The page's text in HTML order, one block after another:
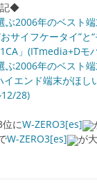
記◆
ぶ2006年のベスト
サイフケータイ”と
」(ITmedia+Dモ
ぶ2006年のベスト
イエンド端末がほし
28)
にW-ZERO3[es]
W-ZERO3[es]
が